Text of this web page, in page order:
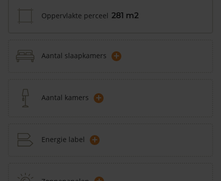
Oppervlakte perceel 281 m2
Aantal slaapkamers +
Aantal kamers +
Energie label +